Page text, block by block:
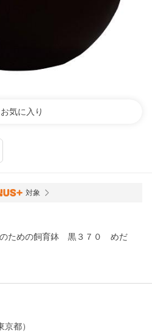
お気に入り
対象
ための飼育鉢 黒３７０ めだ
京都）